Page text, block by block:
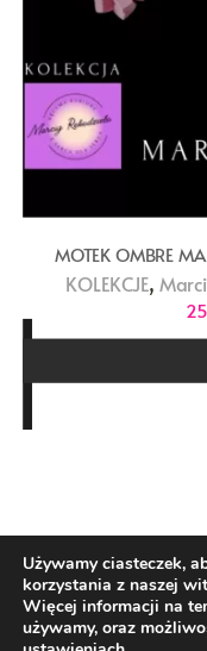
MOTEK OMBRE
KOLEKCJE,
O Nas
Copyright
Używamy ciasteczek,
korzystania z naszej
Więcej informacji na
używamy, oraz